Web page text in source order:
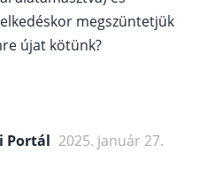
megszüntetjük
újat kötünk?
Portál 2025. január 27.